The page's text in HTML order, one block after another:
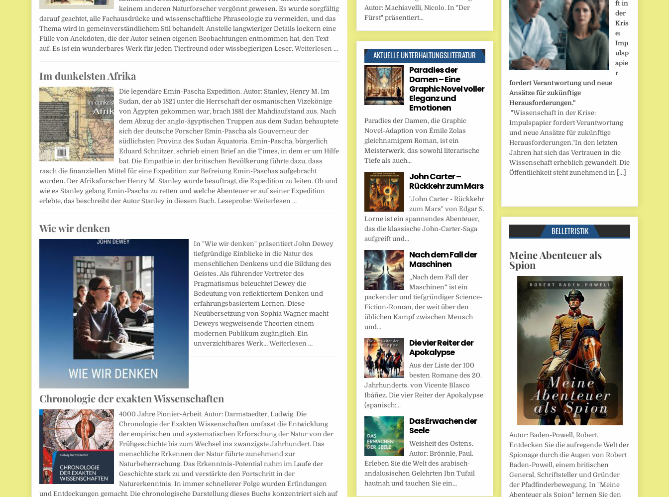
keinem anderen Naturforscher vergönnt gewesen. Es wurde sorgfältig
darauf geachtet, alle Fachausdrücke und wissenschaftliche Phraseologie zu vermeiden, und das
Thema wird in gemeinverständlichem Stil behandelt. Anstelle langwieriger Details lockern eine
Fülle von Anekdoten, die der Autor seinen eigenen Beobachtungen entnommen hat, den Text
auf. Es ist ein wunderbares Werk für jeden Tierfreund oder wissbegierigen Leser.Weiterlesen …
Im dunkelsten Afrika
Die legendäre Emin-Pascha Expedition. Autor: Stanley, Henry M. Im
Sudan, der ab 1821 unter die Herrschaft der osmanischen Vizekönige
von Ägypten gekommen war, brach 1881 der Mahdiaufstand aus. Nach
dem Abzug der anglo-ägyptischen Truppen aus dem Sudan behauptete
sich der deutsche Forscher Emin-Pascha als Gouverneur der
südlichsten Provinz des Sudan Äquatoria. Emin-Pascha, bürgerlich
Eduard Schnitzer, schrieb einen Brief an die Times, in dem er um Hilfe
bat. Die Empathie in der britischen Bevölkerung führte dazu, dass
rasch die finanziellen Mittel für eine Expedition zur Befreiung Emin-Paschas aufgebracht
wurden. Der Afrikaforscher Henry M. Stanley wurde beauftragt, die Expedition zu leiten. Ob und
wie es Stanley gelang Emin-Pascha zu retten und welche Abenteuer er auf seiner Expedition
erlebte, das beschreibt der Autor Stanley in diesem Buch. Leseprobe:Weiterlesen …
Wie wir denken
In "Wie wir denken" präsentiert John Dewey
tiefgründige Einblicke in die Natur des
menschlichen Denkens und die Bildung des
Geistes. Als führender Vertreter des
Pragmatismus beleuchtet Dewey die
Bedeutung von reflektiertem Denken und
erfahrungsbasiertem Lernen. Diese
Neuübersetzung von Sophia Wagner macht
Deweys wegweisende Theorien einem
modernen Publikum zugänglich. Ein
unverzichtbares Werk…Weiterlesen …
Chronologie der exakten Wissenschaften
4000 Jahre Pionier-Arbeit. Autor: Darmstaedter, Ludwig. Die
Chronologie der Exakten Wissenschaften umfasst die Entwicklung
der empirischen und systematischen Erforschung der Natur von der
Frühgeschichte bis zum Wechsel ins zwanzigste Jahrhundert. Das
menschliche Erkennen der Natur führte zunehmend zur
Naturbeherrschung. Das Erkenntnis-Potential nahm im Laufe der
Geschichte stark zu und verstärkte den Fortschritt in der
Naturerkenntnis. In immer schnellerer Folge wurden Erfindungen
und Entdeckungen gemacht. Die chronologische Darstellung dieses Buchs konzentriert sich auf
Autor: Machiavelli, Nicolo. In "Der
Fürst" präsentiert...
AKTUELLE UNTERHALTUNGSLITERATUR
Paradies der
Damen – Eine
Graphic Novel voller
Eleganz und
Emotionen
Paradies der Damen, die Graphic
Novel-Adaption von Émile Zolas
gleichnamigem Roman, ist ein
Meisterwerk, das sowohl literarische
Tiefe als auch...
John Carter –
Rückkehr zum Mars
"John Carter - Rückkehr
zum Mars" von Edgar S.
Lorne ist ein spannendes Abenteuer,
das die klassische John-Carter-Saga
aufgreift und...
Nach dem Fall der
Maschinen
„Nach dem Fall der
Maschinen“ ist ein
packender und tiefgründiger Science-
Fiction-Roman, der weit über den
üblichen Kampf zwischen Mensch
und...
Die vier Reiter der
Apokalypse
Aus der Liste der 100
besten Romane des 20.
Jahrhunderts. von Vicente Blasco
Ibáñez. Die vier Reiter der Apokalypse
(spanisch:...
Das Erwachen der
Seele
Weisheit des Ostens.
Autor: Brönnle, Paul.
Erleben Sie die Welt des arabisch-
andalusischen Gelehrten Ibn Tufail
hautnah und tauchen Sie ein...
ft in
der
Kris
e:
Imp
ulsp
apie
r
fordert Verantwortung und neue
Ansätze für zukünftige
Herausforderungen."
"Wissenschaft in der Krise:
Impulspapier fordert Verantwortung
und neue Ansätze für zukünftige
Herausforderungen."In den letzten
Jahren hat sich das Vertrauen in die
Wissenschaft erheblich gewandelt. Die
Öffentlichkeit steht zunehmend in […]
BELLETRISTIK
Meine Abenteuer als
Spion
Autor: Baden-Powell, Robert.
Entdecken Sie die aufregende Welt der
Spionage durch die Augen von Robert
Baden-Powell, einem britischen
General, Schriftsteller und Gründer
der Pfadfinderbewegung. In "Meine
Abenteuer als Spion" lernen Sie den